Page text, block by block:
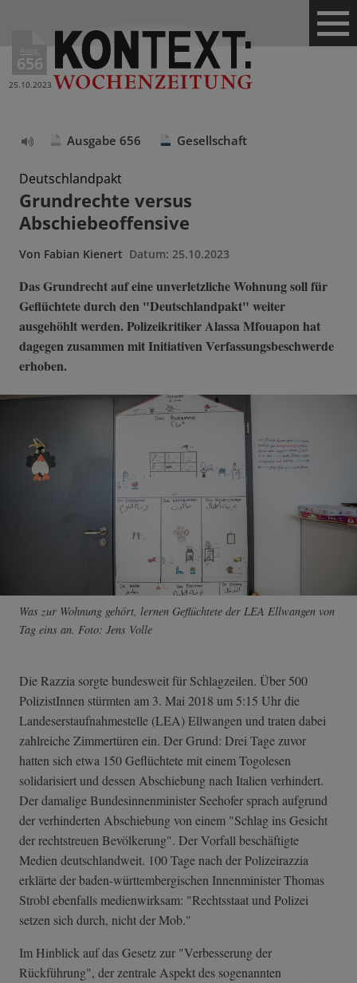
Ausg.
656
25.10.2023
vorlesen
Ausgabe 656 Gesellschaft
Deutschlandpakt
Grundrechte versus
Abschiebeoffensive
Von Fabian Kienert Datum: 25.10.2023
Das Grundrecht auf eine unverletzliche Wohnung soll für
Geflüchtete durch den "Deutschlandpakt" weiter
ausgehöhlt werden. Polizeikritiker Alassa Mfouapon hat
dagegen zusammen mit Initiativen Verfassungsbeschwerde
erhoben.
Was zur Wohnung gehört, lernen Geflüchtete der LEA Ellwangen von
Tag eins an. Foto: Jens Volle
Die Razzia sorgte bundesweit für Schlagzeilen. Über 500
PolizistInnen stürmten am 3. Mai 2018 um 5:15 Uhr die
Landeserstaufnahmestelle (LEA) Ellwangen und traten dabei
zahlreiche Zimmertüren ein. Der Grund: Drei Tage zuvor
hatten sich etwa 150 Geflüchtete mit einem Togolesen
solidarisiert und dessen Abschiebung nach Italien verhindert.
Der damalige Bundesinnenminister Seehofer sprach aufgrund
der verhinderten Abschiebung von einem "Schlag ins Gesicht
der rechtstreuen Bevölkerung". Der Vorfall beschäftigte
Medien deutschlandweit. 100 Tage nach der Polizeirazzia
erklärte der baden-württembergischen Innenminister Thomas
Strobl ebenfalls medienwirksam: "Rechtsstaat und Polizei
setzen sich durch, nicht der Mob."
Im Hinblick auf das Gesetz zur "Verbesserung der
Rückführung", der zentrale Aspekt des sogenannten